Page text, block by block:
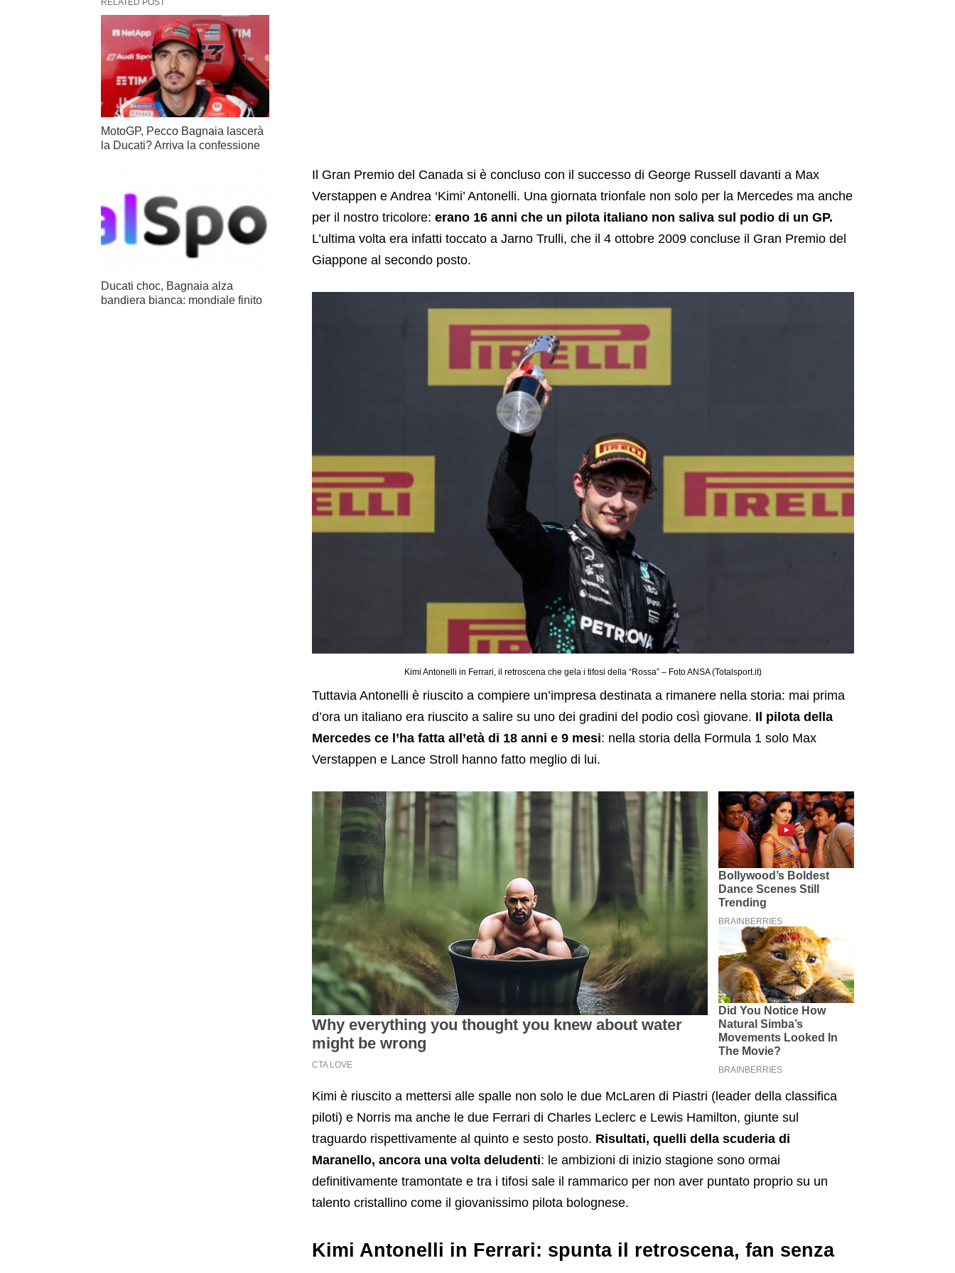
Il Gran Premio del Canada si è concluso con il successo di George Russell davanti a Max
Verstappen e Andrea ‘Kimi’ Antonelli. Una giornata trionfale non solo per la Mercedes ma anche
per il nostro tricolore: erano 16 anni che un pilota italiano non saliva sul podio di un GP.
L’ultima volta era infatti toccato a Jarno Trulli, che il 4 ottobre 2009 concluse il Gran Premio del
Giappone al secondo posto.
Kimi Antonelli in Ferrari, il retroscena che gela i tifosi della “Rossa” – Foto ANSA (Totalsport.it)
Tuttavia Antonelli è riuscito a compiere un’impresa destinata a rimanere nella storia: mai prima
d’ora un italiano era riuscito a salire su uno dei gradini del podio così giovane. Il pilota della
Mercedes ce l’ha fatta all’età di 18 anni e 9 mesi: nella storia della Formula 1 solo Max
Verstappen e Lance Stroll hanno fatto meglio di lui.
Kimi è riuscito a mettersi alle spalle non solo le due McLaren di Piastri (leader della classifica
piloti) e Norris ma anche le due Ferrari di Charles Leclerc e Lewis Hamilton, giunte sul
traguardo rispettivamente al quinto e sesto posto. Risultati, quelli della scuderia di
Maranello, ancora una volta deludenti: le ambizioni di inizio stagione sono ormai
definitivamente tramontate e tra i tifosi sale il rammarico per non aver puntato proprio su un
talento cristallino come il giovanissimo pilota bolognese.
Kimi Antonelli in Ferrari: spunta il retroscena, fan senza
RELATED POST
MotoGP, Pecco Bagnaia lascerà
la Ducati? Arriva la confessione
Ducati choc, Bagnaia alza
bandiera bianca: mondiale finito